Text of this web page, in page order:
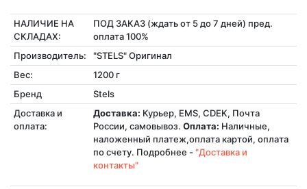
НАЛИЧИЕ НА
СКЛАДАХ:
ПОД ЗАКАЗ (ждать от 5 до 7 дней) пред.
оплата 100%
Производитель:
"STELS" Оригинал
Вес:
1200 г
Бренд
Stels
Доставка и
оплата:
Доставка: Курьер, EMS, CDEK, Почта
России, самовывоз. Оплата: Наличные,
наложенный платеж,оплата картой, оплата
по счету. Подробнее - "Доставка и
контакты"